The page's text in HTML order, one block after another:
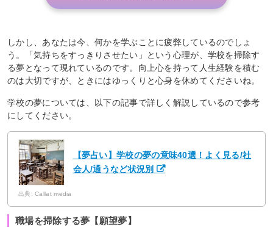
しかし、あなたは今、何かを学ぶことに疲弊しているのでしょ
う。「気持ちをすっきりさせたい」という心理が、学校を掃除す
る夢となって現れているのです。向上心を持って人生経験を積む
のは大切ですが、ときにはゆっくりと心身を休めてくださいね。
学校の夢については、以下の記事で詳しく解説しているので参考
にしてください。
【夢占い】学校の夢の意味40選！よく見る/社
会人/通うなど状況別
出典: Callat media
職場を掃除する夢【願望夢】